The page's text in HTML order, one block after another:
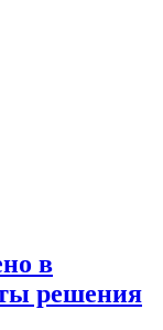
в
решения